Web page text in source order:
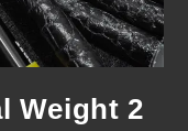
Weight 2